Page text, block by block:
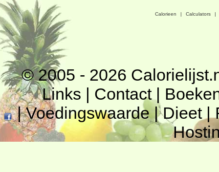
Calorieen | Calculators |
© 2005 - 2026
Links | Contact|
|Voedingswaarde|Dieet|